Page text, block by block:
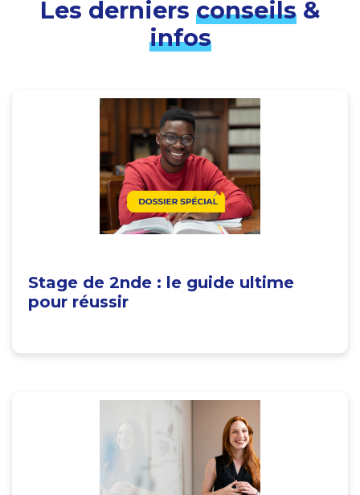
Les derniers conseils&
infos
Stage de 2nde : le guide ultime
pour réussir